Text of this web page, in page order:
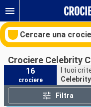
Cercare una
Le nostre
Crociere Celebrity
16
crociere
I tuoi
Filtra